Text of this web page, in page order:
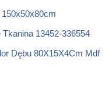
Tkanina 13452-336554
Dębu 80X15X4Cm Mdf